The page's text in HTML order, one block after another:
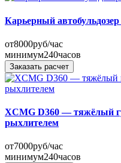
Карьерный
от8000руб/час
минимум240часов
Заказать расчет
XCMG D360 — тяжёлый
рыхлителем
от7000руб/час
минимум240часов